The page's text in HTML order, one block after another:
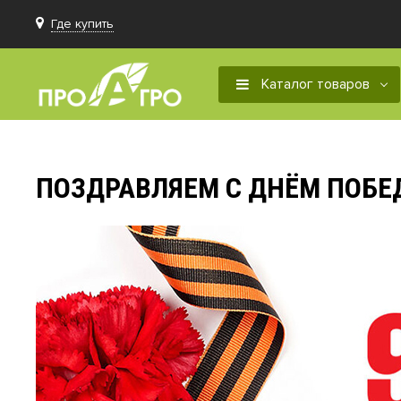
Где купить
Каталог товаров
ПОЗДРАВЛЯЕМ С ДНЁМ